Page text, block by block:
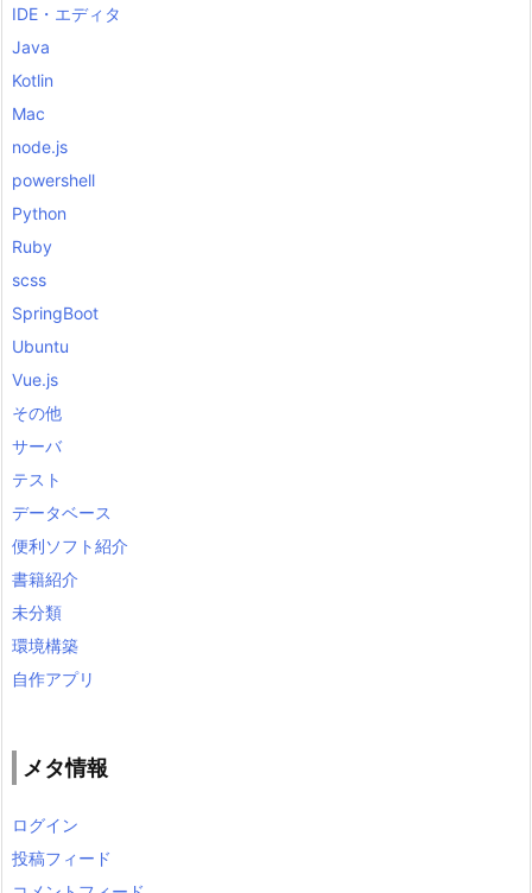
IDE・エディタ
Java
Kotlin
Mac
node.js
powershell
Python
Ruby
scss
SpringBoot
Ubuntu
Vue.js
その他
サーバ
テスト
データベース
便利ソフト紹介
書籍紹介
未分類
環境構築
自作アプリ
メタ情報
ログイン
投稿フィード